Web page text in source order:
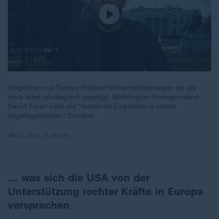
Verglichen mit Trumps früherer Sicherheitsstrategie sei die
neue stark ideologisch geprägt. Washington-Korrespondent
David Sauer sieht ein "massives Eingreifen in innere
Angelegenheiten" Europas.
... was sich die USA von der
Unterstützung rechter Kräfte in Europa
versprechen